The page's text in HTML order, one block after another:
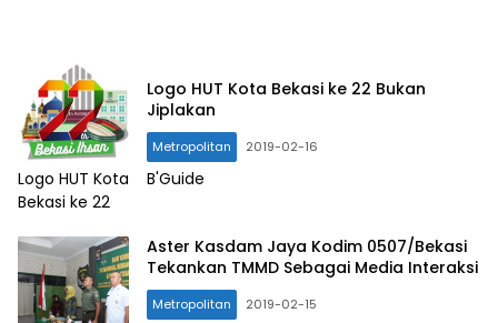
Logo HUT Kota
Bekasi ke 22
Logo HUT Kota Bekasi ke 22 Bukan
Jiplakan
Metropolitan 2019-02-16
B'Guide
Aster Kasdam Jaya Kodim 0507/Bekasi
Tekankan TMMD Sebagai Media Interaksi
Metropolitan 2019-02-15